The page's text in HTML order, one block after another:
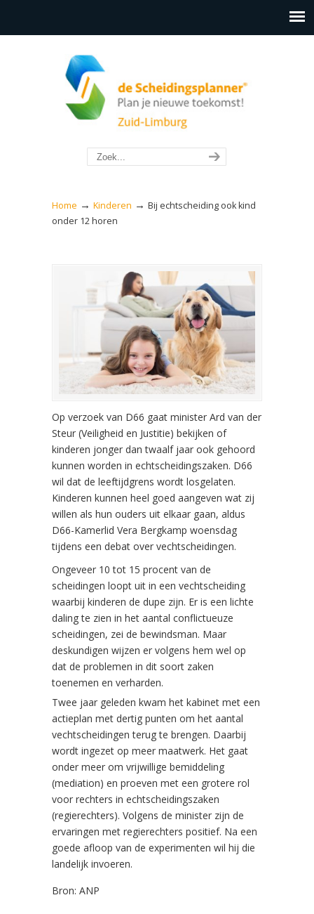
Home → Kinderen → Bij echtscheiding ook kind
onder 12 horen
Op verzoek van D66 gaat minister Ard van der
Steur (Veiligheid en Justitie) bekijken of
kinderen jonger dan twaalf jaar ook gehoord
kunnen worden in echtscheidingszaken. D66
wil dat de leeftijdgrens wordt losgelaten.
Kinderen kunnen heel goed aangeven wat zij
willen als hun ouders uit elkaar gaan, aldus
D66-Kamerlid Vera Bergkamp woensdag
tijdens een debat over vechtscheidingen.
Ongeveer 10 tot 15 procent van de
scheidingen loopt uit in een vechtscheiding
waarbij kinderen de dupe zijn. Er is een lichte
daling te zien in het aantal conflictueuze
scheidingen, zei de bewindsman. Maar
deskundigen wijzen er volgens hem wel op
dat de problemen in dit soort zaken
toenemen en verharden.
Twee jaar geleden kwam het kabinet met een
actieplan met dertig punten om het aantal
vechtscheidingen terug te brengen. Daarbij
wordt ingezet op meer maatwerk. Het gaat
onder meer om vrijwillige bemiddeling
(mediation) en proeven met een grotere rol
voor rechters in echtscheidingszaken
(regierechters). Volgens de minister zijn de
ervaringen met regierechters positief. Na een
goede afloop van de experimenten wil hij die
landelijk invoeren.
Bron: ANP